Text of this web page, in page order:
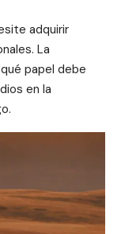
adquirir
La
papel debe
en la